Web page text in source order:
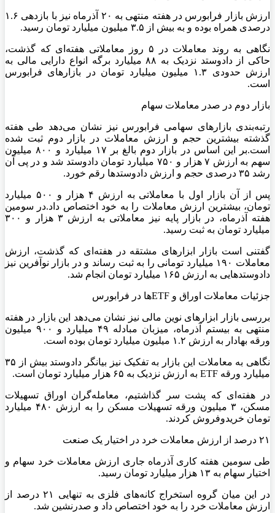
ارزش بازار فرابورس در هفته منتهی به ۲۰ آذرماه نیز با بازدهی ۱.۶
درصدی همراه بوده و به بیش از ۳.۵ میلیون میلیارد تومان رسید.
نگاهی به روند معاملات در ۵ روز معاملاتی هفته‌ای که گذشت،
حاکی از دادوستد نزدیک به ۸۸ میلیارد برگه انواع دارایی مالی به
ارزش حدودی ۱.۳ میلیون میلیارد تومان در بازارهای فرابورس
است.
بازار دوم در صدر معاملات سهام
رتبه‌بندی بازارهای سهامی فرابورس نیز نشان می‌دهد طی هفته
گذشته بیشترین حجم و ارزش معاملات در بازار دوم ثبت شده
است.بر این اساس در بازار دوم بالغ ‌بر ۱۷ میلیارد و ۸۰۰ میلیون
سهم به ارزش ۷ هزار و ۷۵۰ میلیارد تومان دادوستد شد و در پی آن
رشد ۳۵ درصدی حجم و ارزش دادوستدها رقم خورد.
پس از آن بازار اول با معاملاتی به ارزش ۴ هزار و ۵۰۰ میلیارد
تومان، بیشترین ارزش معاملات را به خود اختصاص داد.در سومین
هفته آذرماه، در بازار پایه نیز معاملاتی به ارزش ۳ هزار و ۳۰۰
میلیارد تومان به ثبت رسید.
گفتنی است بازار ابزارهای مشتقه در هفته‌ای که گذشت، ارزش
معاملات ۱۹۰ میلیارد تومانی را به ثبت رساند و در بازار نوآفرین نیز
دادوستدهایی به ارزش ۱۶۵ میلیارد تومان انجام شد.
جزئیات معاملات اوراق و ETFها در فرابورس
بررسی بازار ابزارهای نوین مالی نیز نشان می‌دهد این بازار در هفته
منتهی به بیستم آذرماه، میزبان مبادله ۴۹ میلیارد و ۹۰۰ میلیون
ورقه بهادار به ارزش ۱.۲ میلیون میلیارد تومان بوده است.
نگاهی به معاملات این بازار به تفکیک نیز بیانگر دادوستد بیش از ۳۵
میلیارد ورقه ETF به ارزش نزدیک به ۶۵ هزار میلیارد تومان است.
در هفته‌ای که پشت سر گذاشتیم، معامله‌گران اوراق تسهیلات
مسکن، ۳ میلیون ورقه تسهیلات مسکن را به ارزش ۴۸۰ میلیارد
تومان خریدوفروش کردند.
۲۱ درصد از ارزش معاملات خرد در اختیار یک صنعت
طی سومین هفته کاری آذرماه جاری ارزش معاملات خرد سهام و
اختیار سهام به ۱۳ هزار میلیارد تومان رسید.
در این میان گروه استخراج کانه‌های فلزی به تنهایی ۲۱ درصد از
ارزش معاملات خرد را به خود اختصاص داد و صدرنشین شد.